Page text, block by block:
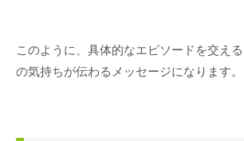
このように、具体的なエピソードを交え
の気持ちが伝わるメッセージになります。